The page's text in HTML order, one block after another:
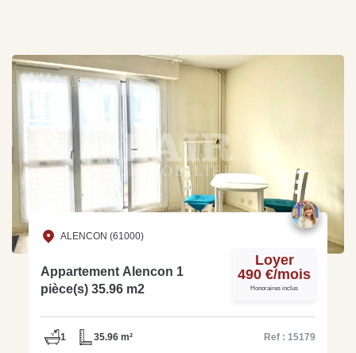
ALENCON (61000)
Appartement Alencon 1
pièce(s) 35.96 m2
Loyer
490 €/mois
Honoraires inclus
1 35.96 m² Ref : 15179